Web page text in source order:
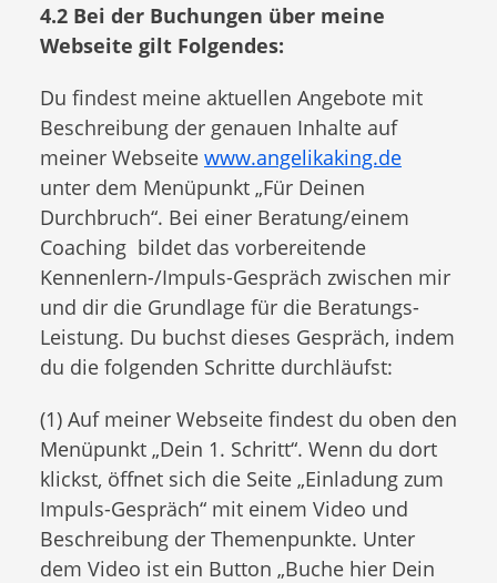
4.2 Bei der Buchungen über meine
Webseite gilt Folgendes:
Du findest meine aktuellen Angebote mit
Beschreibung der genauen Inhalte auf
meiner Webseite www.angelikaking.de
unter dem Menüpunkt „Für Deinen
Durchbruch“. Bei einer Beratung/einem
Coaching bildet das vorbereitende
Kennenlern-/Impuls-Gespräch zwischen mir
und dir die Grundlage für die Beratungs-
Leistung. Du buchst dieses Gespräch, indem
du die folgenden Schritte durchläufst:
(1) Auf meiner Webseite findest du oben den
Menüpunkt „Dein 1. Schritt“. Wenn du dort
klickst, öffnet sich die Seite „Einladung zum
Impuls-Gespräch“ mit einem Video und
Beschreibung der Themenpunkte. Unter
dem Video ist ein Button „Buche hier Dein